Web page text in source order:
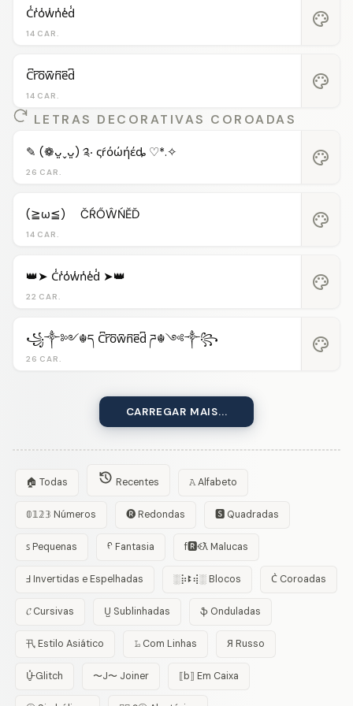
14 CAR.
C̾r̾o̾w̾n̾e̾d̾ palette
14 CAR.
C͆r͆o͆w͆n͆e͆d͆ palette
LETRAS DECORATIVAS COROADAS
26 CAR.
✎ (❁ᴗ͈ˬᴗ͈) ༉‧ ςŕόώήέȡ ♡*.✧ palette
14 CAR.
(≧ω≦)ゞ ČŔŐŴŃĔĎ palette
22 CAR.
👑➤ C̾r̾o̾w̾n̾e̾d̾ ➤👑 palette
26 CAR.
꧁༒༻☬ད C͆r͆o͆w͆n͆e͆d͆ ཌ☬༺༒꧂ palette
CARREGAR MAIS...
🏠 Todas Recentes 𝙰 Alfabeto
𝟘𝟙𝟚𝟛 Números 🅡 Redondas 🆂 Quadradas
ꜱ Pequenas ᠻ Fantasia f🆁ꈼƛ Malucas
Ⅎ Invertidas e Espelhadas ░⡷ꔪ⢾░ Blocos C͛ Coroadas
𝓒 Cursivas U̺ Sublinhadas ֆ Onduladas
卂 Estilo Asiático 𝙻̷ Com Linhas Я Russo
U̵̮̽ Glitch 〜J〜 Joiner ⟦b⟧ Em Caixa